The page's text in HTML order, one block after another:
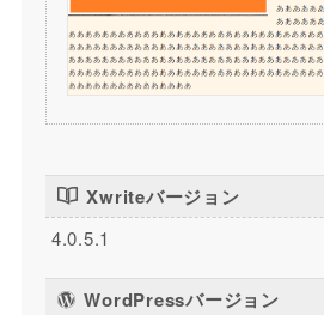
Xwriteバージョン
4.0.5.1
WordPressバージョン